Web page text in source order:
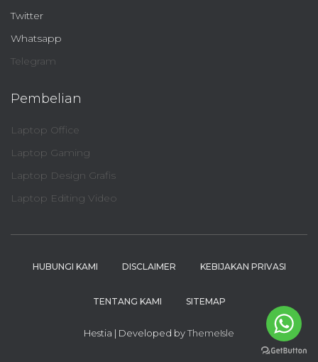
Twitter
Whatsapp
Telegram
Pembelian
Laptop Office
Laptop Gaming
Laptop Design Grafis
Laptop Editing Video
HUBUNGI KAMI DISCLAIMER KEBIJAKAN PRIVASI
TENTANG KAMI SITEMAP
Hestia | Developed byThemeIsle